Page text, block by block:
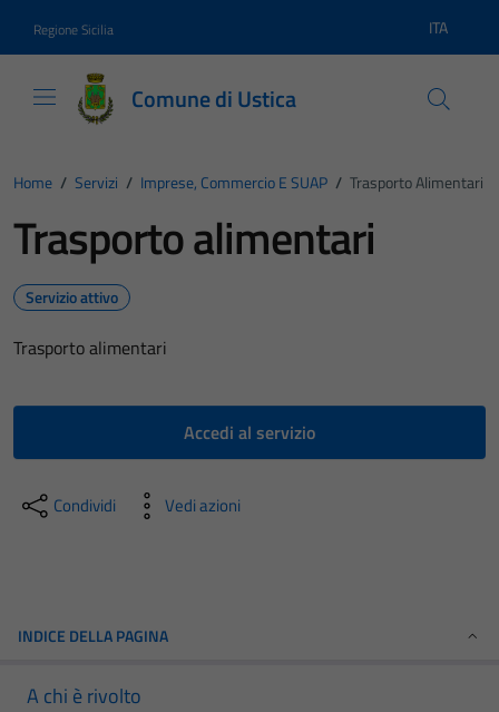
Regione Sicilia Lingua
ITA
Comune di Ustica
Home / Servizi / Imprese, Commercio E SUAP / Trasporto Alimentari
Trasporto alimentari
Servizio attivo
Trasporto alimentari
Accedi al servizio
Condividi Vedi azioni
INDICE DELLA PAGINA
A chi è rivolto